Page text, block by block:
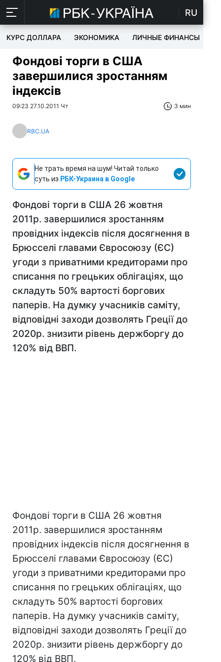
RU
КУРС ДОЛЛАРА ЭКОНОМИКА ЛИЧНЫЕ ФИНАНСЫ
Фондові торги в США
завершилися зростанням
індексів
09:23 27.10.2011 Чт 3 мин
RBC.UA
Не трать время на шум! Читай только
суть из РБК-Украина в Google
Фондові торги в США 26 жовтня
2011р. завершилися зростанням
провідних індексів після досягнення в
Брюсселі главами Євросоюзу (ЄС)
угоди з приватними кредиторами про
списання по грецьких облігаціях, що
складуть 50% вартості боргових
паперів. На думку учасників саміту,
відповідні заходи дозволять Греції до
2020р. знизити рівень держборгу до
120% від ВВП.
Фондові торги в США 26 жовтня
2011р. завершилися зростанням
провідних індексів після досягнення в
Брюсселі главами Євросоюзу (ЄС)
угоди з приватними кредиторами про
списання по грецьких облігаціях, що
складуть 50% вартості боргових
паперів. На думку учасників саміту,
відповідні заходи дозволять Греції до
2020р. знизити рівень держборгу до
120% від ВВП.